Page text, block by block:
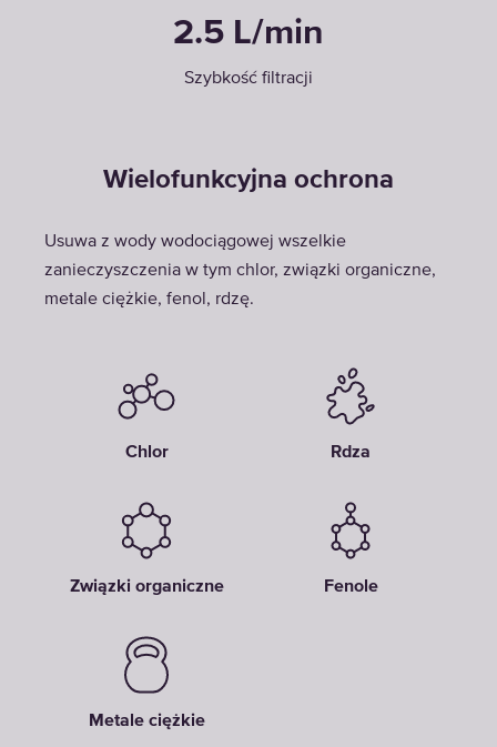
2.5 L/min
Szybkość filtracji
Wielofunkcyjna ochrona
Usuwa z wody wodociągowej wszelkie
zanieczyszczenia w tym chlor, związki organiczne,
metale ciężkie, fenol, rdzę.
Chlor Rdza
Związki organiczne Fenole
Metale ciężkie